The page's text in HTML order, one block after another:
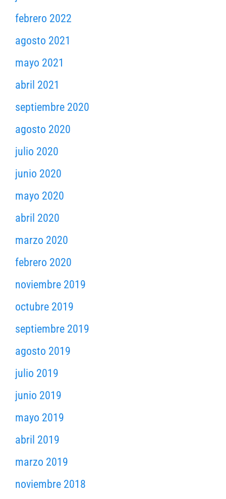
febrero 2022
agosto 2021
mayo 2021
abril 2021
septiembre 2020
agosto 2020
julio 2020
junio 2020
mayo 2020
abril 2020
marzo 2020
febrero 2020
noviembre 2019
octubre 2019
septiembre 2019
agosto 2019
julio 2019
junio 2019
mayo 2019
abril 2019
marzo 2019
noviembre 2018